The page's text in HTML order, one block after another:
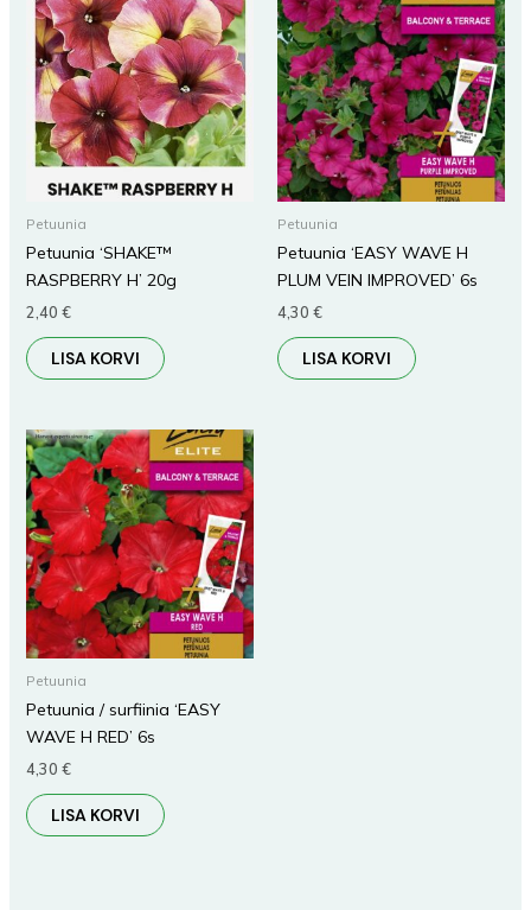
Petuunia
Petuunia ‘SHAKE™
RASPBERRY H’ 20g
2,40 €
LISA KORVI
Petuunia
Petuunia ‘EASY WAVE H
PLUM VEIN IMPROVED’ 6s
4,30 €
LISA KORVI
Petuunia
Petuunia / surfiinia ‘EASY
WAVE H RED’ 6s
4,30 €
LISA KORVI